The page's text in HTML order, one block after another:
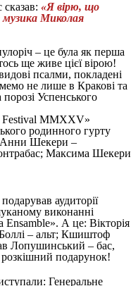
«Я вірю, що
музика Миколая
– це була як перша
ще живе цієї вірою!
псалми, покладені
не лише в Кракові та
Успенського
Festival MMXXV»
родинного гурту
Анни Шекери –
Максима Шекери
аудиторії
виконанні
Ensamble». А це: Вікторія
– альт; Кшиштоф
Лопушинський – бас,
подарунок!
Генеральне